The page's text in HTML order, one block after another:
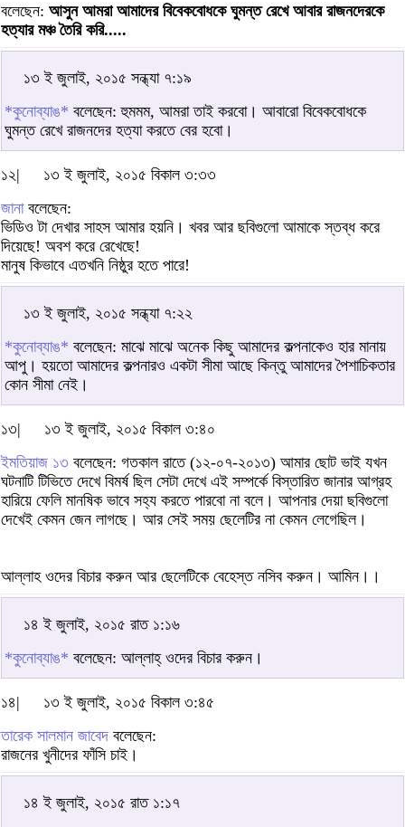
বলেছেন: আসুন আমরা আমাদের বিবেকবোধকে ঘুমন্ত রেখে আবার রাজনদেরকে
হত্যার মঞ্চ তৈরি করি.....
১৩ ই জুলাই, ২০১৫ সন্ধ্যা ৭:১৯
*কুনোব্যাঙ* বলেছেন: হুমমম, আমরা তাই করবো। আবারো বিবেকবোধকে
ঘুমন্ত রেখে রাজনদের হত্যা করতে বের হবো।
১২|
১৩ ই জুলাই, ২০১৫ বিকাল ৩:৩৩
জানাবলেছেন:
ভিডিও টা দেখার সাহস আমার হয়নি। খবর আর ছবিগুলো আমাকে স্তব্ধ করে
দিয়েছে! অবশ করে রেখেছে!
মানুষ কিভাবে এতখনি নিষ্ঠুর হতে পারে!
১৩ ই জুলাই, ২০১৫ সন্ধ্যা ৭:২২
*কুনোব্যাঙ* বলেছেন: মাঝে মাঝে অনেক কিছু আমাদের কল্পনাকেও হার মানায়
আপু। হয়তো আমাদের কল্পনারও একটা সীমা আছে কিন্তু আমাদের পৈশাচিকতার
কোন সীমা নেই।
১৩|
১৩ ই জুলাই, ২০১৫ বিকাল ৩:৪০
ইমতিয়াজ ১৩ বলেছেন: গতকাল রাতে (১২-০৭-২০১৩) আমার ছোট ভাই যখন
ঘটনাটি টিভিতে দেখে বিমর্ষ ছিল সেটা দেখে এই সম্পর্কে বিস্তারিত জানার আগ্রহ
হারিয়ে ফেলি মানষিক ভাবে সহ্য করতে পারবো না বলে। আপনার দেয়া ছবিগুলো
দেখেই কেমন জেন লাগছে। আর সেই সময় ছেলেটির না কেমন লেগেছিল।
আল্লাহ ওদের বিচার করুন আর ছেলেটিকে বেহেস্ত নসিব করুন। আমিন।।
১৪ ই জুলাই, ২০১৫ রাত ১:১৬
*কুনোব্যাঙ* বলেছেন: আল্লাহ্‌ ওদের বিচার করুন।
১৪|
১৩ ই জুলাই, ২০১৫ বিকাল ৩:৪৫
তারেক সালমান জাবেদ বলেছেন:
রাজনের খুনীদের ফাঁসি চাই।
১৪ ই জুলাই, ২০১৫ রাত ১:১৭